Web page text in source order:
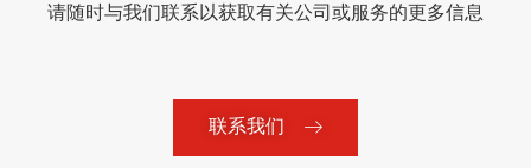
请随时与我们联系以获取有关公司或服务的更多信息
联系我们